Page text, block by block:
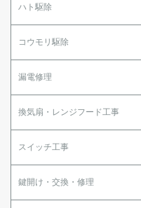
ハト駆除
コウモリ駆除
漏電修理
換気扇・レンジフード工事
スイッチ工事
鍵開け・交換・修理